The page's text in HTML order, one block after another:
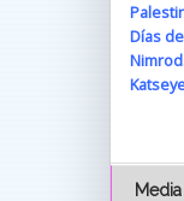
Días
Media